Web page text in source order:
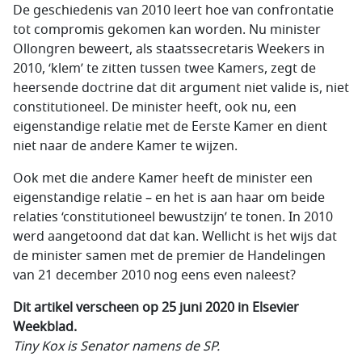
De geschiedenis van 2010 leert hoe van confrontatie
tot compromis gekomen kan worden. Nu minister
Ollongren beweert, als staatssecretaris Weekers in
2010, ‘klem’ te zitten tussen twee Kamers, zegt de
heersende doctrine dat dit argument niet valide is, niet
constitutioneel. De minister heeft, ook nu, een
eigenstandige relatie met de Eerste Kamer en dient
niet naar de andere Kamer te wijzen.
Ook met die andere Kamer heeft de minister een
eigenstandige relatie – en het is aan haar om beide
relaties ‘constitutioneel bewustzijn’ te tonen. In 2010
werd aangetoond dat dat kan. Wellicht is het wijs dat
de minister samen met de premier de Handelingen
van 21 december 2010 nog eens even naleest?
Dit artikel verscheen op 25 juni 2020 in Elsevier
Weekblad.
Tiny Kox is Senator namens de SP.